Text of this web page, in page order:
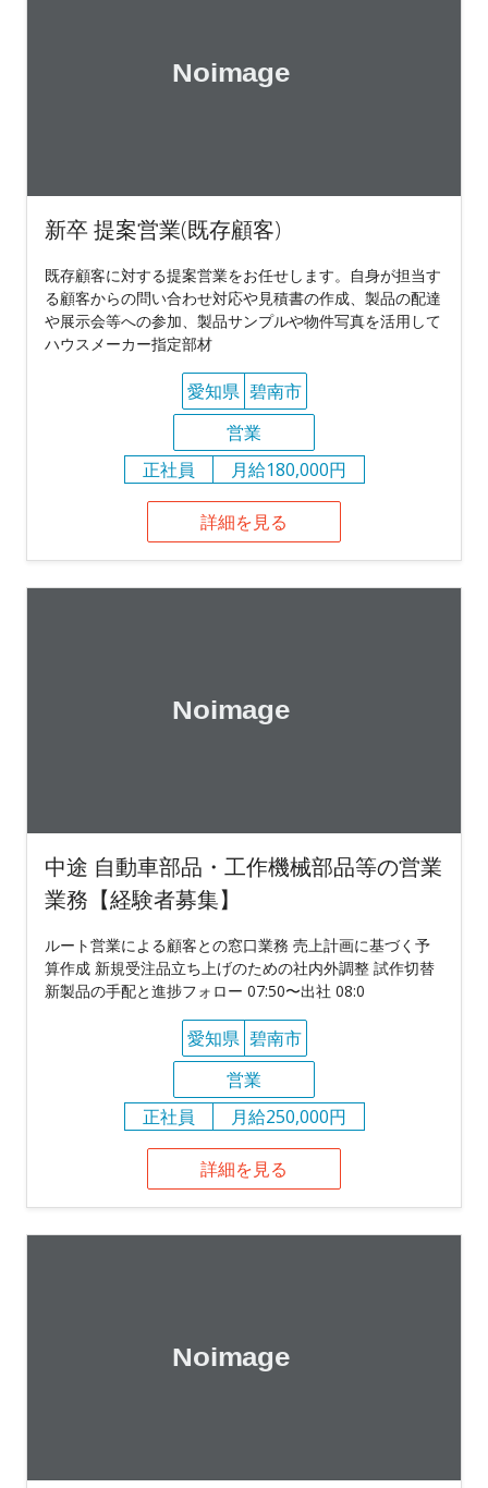
新卒 提案営業(既存顧客)
既存顧客に対する提案営業をお任せします。自身が担当す
る顧客からの問い合わせ対応や見積書の作成、製品の配達
や展示会等への参加、製品サンプルや物件写真を活用して
ハウスメーカー指定部材
愛知県 碧南市
営業
正社員
月給180,000円
詳細を見る
中途 自動車部品・工作機械部品等の営業
業務【経験者募集】
ルート営業による顧客との窓口業務 売上計画に基づく予
算作成 新規受注品立ち上げのための社内外調整 試作切替
新製品の手配と進捗フォロー 07:50〜出社 08:0
愛知県 碧南市
営業
正社員
月給250,000円
詳細を見る